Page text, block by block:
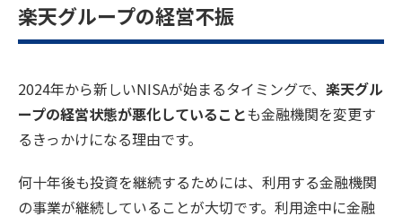
楽天グループの経営不振
2024年から新しいNISAが始まるタイミングで、 楽天グル
ープの経営状態が悪化していることも金融機関を変更す
るきっかけになる理由です。
何十年後も投資を継続するためには、利用する金融機関
の事業が継続していることが大切です。利用途中に金融